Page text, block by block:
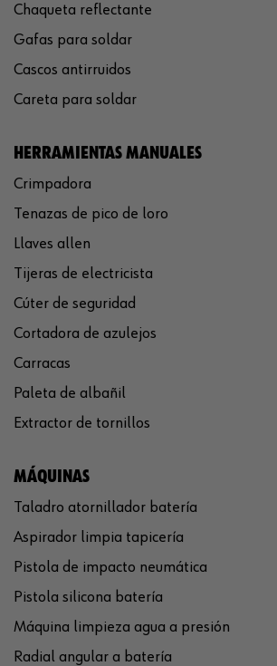
Chaqueta reflectante
Gafas para soldar
Cascos antirruidos
Careta para soldar
HERRAMIENTAS MANUALES
Crimpadora
Tenazas de pico de loro
Llaves allen
Tijeras de electricista
Cúter de seguridad
Cortadora de azulejos
Carracas
Paleta de albañil
Extractor de tornillos
MÁQUINAS
Taladro atornillador batería
Aspirador limpia tapicería
Pistola de impacto neumática
Pistola silicona batería
Máquina limpieza agua a presión
Radial angular a batería